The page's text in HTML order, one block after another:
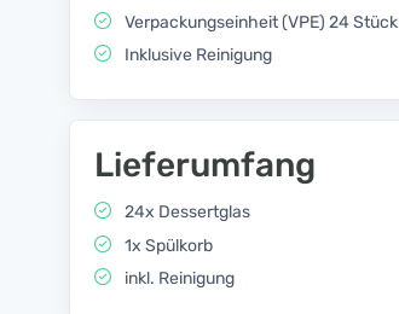
Verpackungseinheit (VPE) 24 Stück
Inklusive Reinigung
Lieferumfang
24x Dessertglas
1x Spülkorb
inkl. Reinigung